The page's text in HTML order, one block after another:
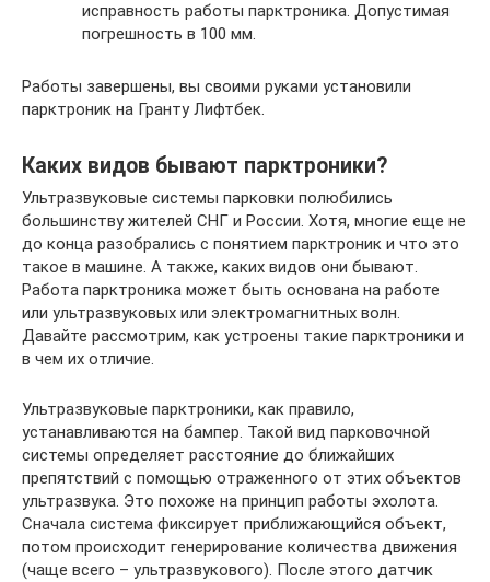
исправность работы парктроника. Допустимая
погрешность в 100 мм.
Работы завершены, вы своими руками установили
парктроник на Гранту Лифтбек.
Каких видов бывают парктроники?
Ультразвуковые системы парковки полюбились
большинству жителей СНГ и России. Хотя, многие еще не
до конца разобрались с понятием парктроник и что это
такое в машине. А также, каких видов они бывают.
Работа парктроника может быть основана на работе
или ультразвуковых или электромагнитных волн.
Давайте рассмотрим, как устроены такие парктроники и
в чем их отличие.
Ультразвуковые парктроники, как правило,
устанавливаются на бампер. Такой вид парковочной
системы определяет расстояние до ближайших
препятствий с помощью отраженного от этих объектов
ультразвука. Это похоже на принцип работы эхолота.
Сначала система фиксирует приближающийся объект,
потом происходит генерирование количества движения
(чаще всего – ультразвукового). После этого датчик